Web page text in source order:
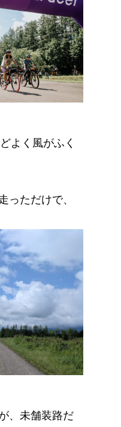
よく風がふく
っただけで、
、未舗装路だ